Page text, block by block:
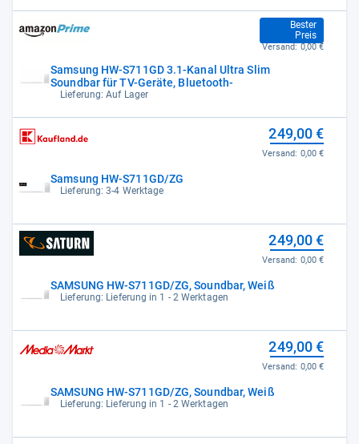
Samsung HW-S711GD 3.1-Kanal Ultra Slim
Soundbar für TV-Geräte, Bluetooth-
Lieferung: Auf Lager
Bester
Preis
243,99 €
Versand: 0,00 €
Samsung HW-S711GD/ZG
Lieferung: 3-4 Werktage
249,00 €
Versand: 0,00 €
SAMSUNG HW-S711GD/ZG, Soundbar, Weiß
Lieferung: Lieferung in 1 - 2 Werktagen
249,00 €
Versand: 0,00 €
SAMSUNG HW-S711GD/ZG, Soundbar, Weiß
Lieferung: Lieferung in 1 - 2 Werktagen
249,00 €
Versand: 0,00 €